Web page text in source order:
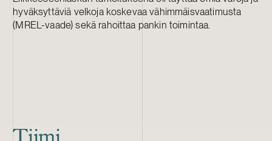
hyväksyttäviä velkoja koskevaa vähimmäisvaatimusta
(MREL-vaade) sekä rahoittaa pankin toimintaa.